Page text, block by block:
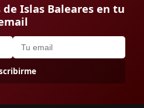
Islas Baleares en tu